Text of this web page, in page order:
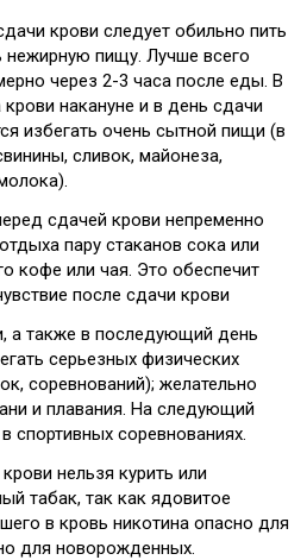
крови следует обильно пить
нежирную пищу. Лучше всего
через 2-3 часа после еды. В
крови накануне и в день сдачи
избегать очень сытной пищи (в
сливок, майонеза,
сдачей крови непременно
пару стаканов сока или
кофе или чая. Это обеспечит
после сдачи крови
а также в последующий день
серьезных физических
соревнований); желательно
и плавания. На следующий
спортивных соревнованиях.
нельзя курить или
табак, так как ядовитое
в кровь никотина опасно для
для новорожденных.